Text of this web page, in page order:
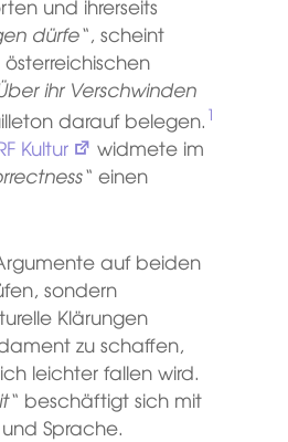
und ihrerseits
dürfe“, scheint
ihr Verschwinden
darauf belegen. 1
Kultur
widmete im
einen
auf beiden
sondern
Klärungen
zu schaffen,
leichter fallen wird.
beschäftigt sich mit
Sprache.